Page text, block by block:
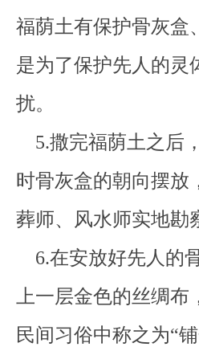
福荫土有保护骨灰盒
是为了保护先人的灵
扰。
5.撒完福荫土之后
时骨灰盒的朝向摆放
葬师、风水师实地勘
6.在安放好先人的
上一层金色的丝绸布
民间习俗中称之为“